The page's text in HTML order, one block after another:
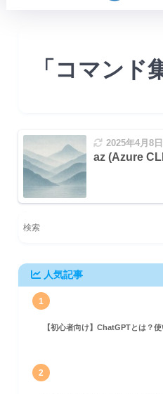
「コマンド
2025年4月8日
az (Azure
人気記事
1
【初心者向け】ChatGPTとは？
2